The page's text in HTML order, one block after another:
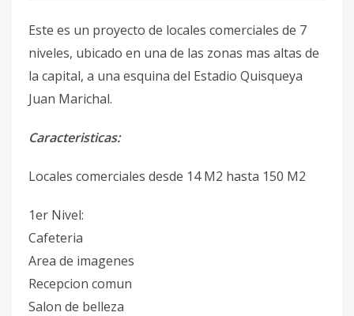
Este es un proyecto de locales comerciales de 7
niveles, ubicado en una de las zonas mas altas de
la capital, a una esquina del Estadio Quisqueya
Juan Marichal.
Caracteristicas:
Locales comerciales desde 14 M2 hasta 150 M2
1er Nivel:
Cafeteria
Area de imagenes
Recepcion comun
Salon de belleza